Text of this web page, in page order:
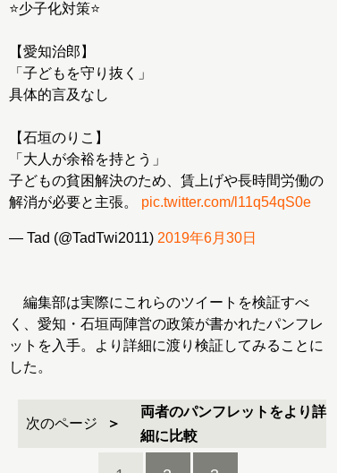
⭐少子化対策⭐
【愛知治郎】
「子どもを守り抜く」
具体的言及なし
【石垣のりこ】
「大人が余裕を持とう」
子どもの貧困解決のため、賃上げや長時間労働の
解消が必要と主張。 pic.twitter.com/l11q54qS0e
— Tad (@TadTwi2011) 2019年6月30日
編集部は実際にこれらのツイートを検証すべ
く、愛知・石垣両陣営の政策が書かれたパンフレ
ットを入手。より詳細に渡り検証してみることに
した。
次のページ
両者のパンフレットをより詳
細に比較